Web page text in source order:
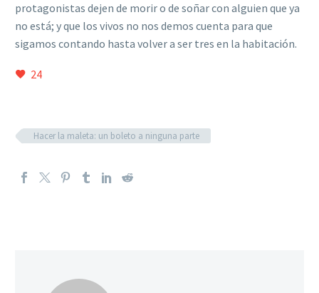
protagonistas dejen de morir o de soñar con alguien que ya
no está; y que los vivos no nos demos cuenta para que
sigamos contando hasta volver a ser tres en la habitación.
24
Hacer la maleta: un boleto a ninguna parte